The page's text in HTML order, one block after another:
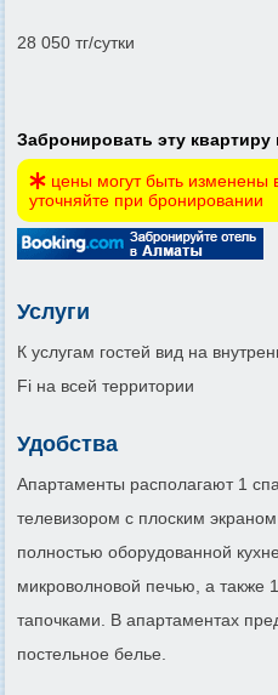
28 050 тг/сутки
Забронировать эту
цены могут быть изменены
уточняйте при бронировании
Услуги
К услугам гостей вид на
Fi на всей территории
Удобства
Апартаменты располагают 1
телевизором с плоским
полностью оборудованной
микроволновой печью, а также
тапочками. В апартаментах
постельное белье.